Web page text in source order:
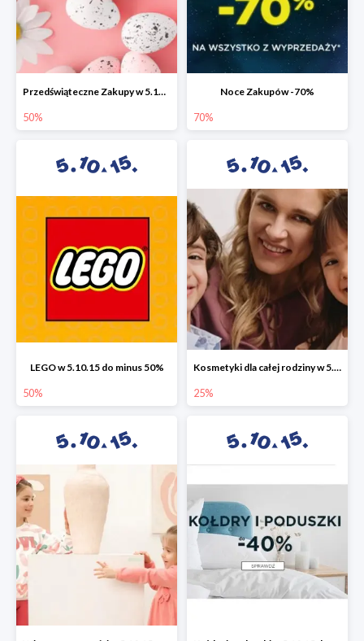
Przedświąteczne Zakupy w 5.10.15 do -50%
50%
Noce Zakupów -70%
70%
LEGO w 5.10.15 do minus 50%
50%
Kosmetyki dla całej rodziny w 5.10.15 do -25%
25%